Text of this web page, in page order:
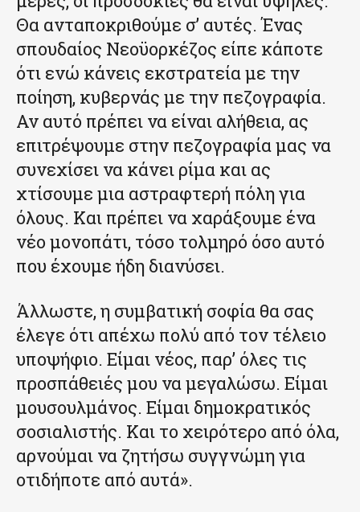
Θα ανταποκριθούμε σ’ αυτές. Ένας
σπουδαίος Νεοϋορκέζος είπε κάποτε
ότι ενώ κάνεις εκστρατεία με την
ποίηση, κυβερνάς με την πεζογραφία.
Αν αυτό πρέπει να είναι αλήθεια, ας
επιτρέψουμε στην πεζογραφία μας να
συνεχίσει να κάνει ρίμα και ας
χτίσουμε μια αστραφτερή πόλη για
όλους. Και πρέπει να χαράξουμε ένα
νέο μονοπάτι, τόσο τολμηρό όσο αυτό
που έχουμε ήδη διανύσει.
Άλλωστε, η συμβατική σοφία θα σας
έλεγε ότι απέχω πολύ από τον τέλειο
υποψήφιο. Είμαι νέος, παρ’ όλες τις
προσπάθειές μου να μεγαλώσω. Είμαι
μουσουλμάνος. Είμαι δημοκρατικός
σοσιαλιστής. Και το χειρότερο από όλα,
αρνούμαι να ζητήσω συγγνώμη για
οτιδήποτε από αυτά».